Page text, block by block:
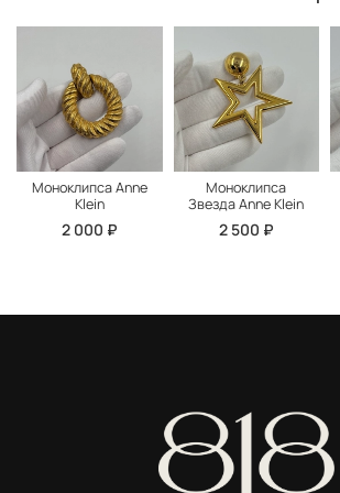
Моноклипса Anne
Klein
2 000 ₽
Моноклипса
Звезда Anne Klein
2 500 ₽